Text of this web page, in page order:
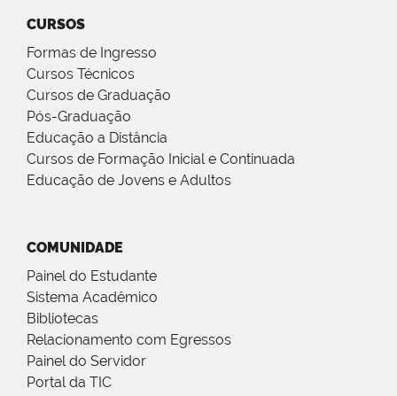
CURSOS
Formas de Ingresso
Cursos Técnicos
Cursos de Graduação
Pós-Graduação
Educação a Distância
Cursos de Formação Inicial e Continuada
Educação de Jovens e Adultos
COMUNIDADE
Painel do Estudante
Sistema Acadêmico
Bibliotecas
Relacionamento com Egressos
Painel do Servidor
Portal da TIC